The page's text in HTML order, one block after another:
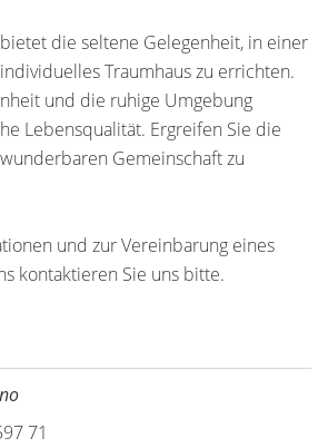
die seltene Gelegenheit, in einer
Traumhaus zu errichten.
und die ruhige Umgebung
Lebensqualität. Ergreifen Sie die
Gemeinschaft zu
und zur Vereinbarung eines
kontaktieren Sie uns bitte.
71